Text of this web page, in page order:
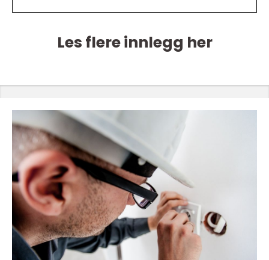
Les flere innlegg her